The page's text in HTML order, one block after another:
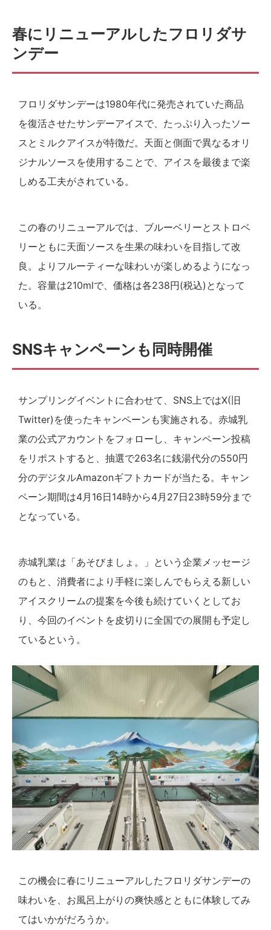
春にリニューアルしたフロリダサ
ンデー
フロリダサンデーは1980年代に発売されていた商品
を復活させたサンデーアイスで、たっぷり入ったソー
スとミルクアイスが特徴だ。天面と側面で異なるオリ
ジナルソースを使用することで、アイスを最後まで楽
しめる工夫がされている。
この春のリニューアルでは、ブルーベリーとストロベ
リーともに天面ソースを生果の味わいを目指して改
良。よりフルーティーな味わいが楽しめるようになっ
た。容量は210mlで、価格は各238円(税込)となって
いる。
SNSキャンペーンも同時開催
サンプリングイベントに合わせて、SNS上ではX(旧
Twitter)を使ったキャンペーンも実施される。赤城乳
業の公式アカウントをフォローし、キャンペーン投稿
をリポストすると、抽選で263名に銭湯代分の550円
分のデジタルAmazonギフトカードが当たる。キャン
ペーン期間は4月16日14時から4月27日23時59分まで
となっている。
赤城乳業は「あそびましょ。」という企業メッセージ
のもと、消費者により手軽に楽しんでもらえる新しい
アイスクリームの提案を今後も続けていくとしてお
り、今回のイベントを皮切りに全国での展開も予定し
ているという。
この機会に春にリニューアルしたフロリダサンデーの
味わいを、お風呂上がりの爽快感とともに体験してみ
てはいかがだろうか。